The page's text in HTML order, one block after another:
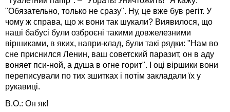
"Обязательно, только не сразу". Ну, це вже був регіт. У
чому ж справа, що ж вони так шукали? Виявилося, що
наші бабусі були озброєні такими довжелезними
віршиками, в яких, напри-клад, були такі рядки: "Нам во
сне приснился Ленин, ваш советский паразит, он в аду
воняет пси-ной, а душа в огне горит". І оці віршики вони
переписували по тих зшитках і потім закладали їх у
рукавиці.
В.О.: Он як!